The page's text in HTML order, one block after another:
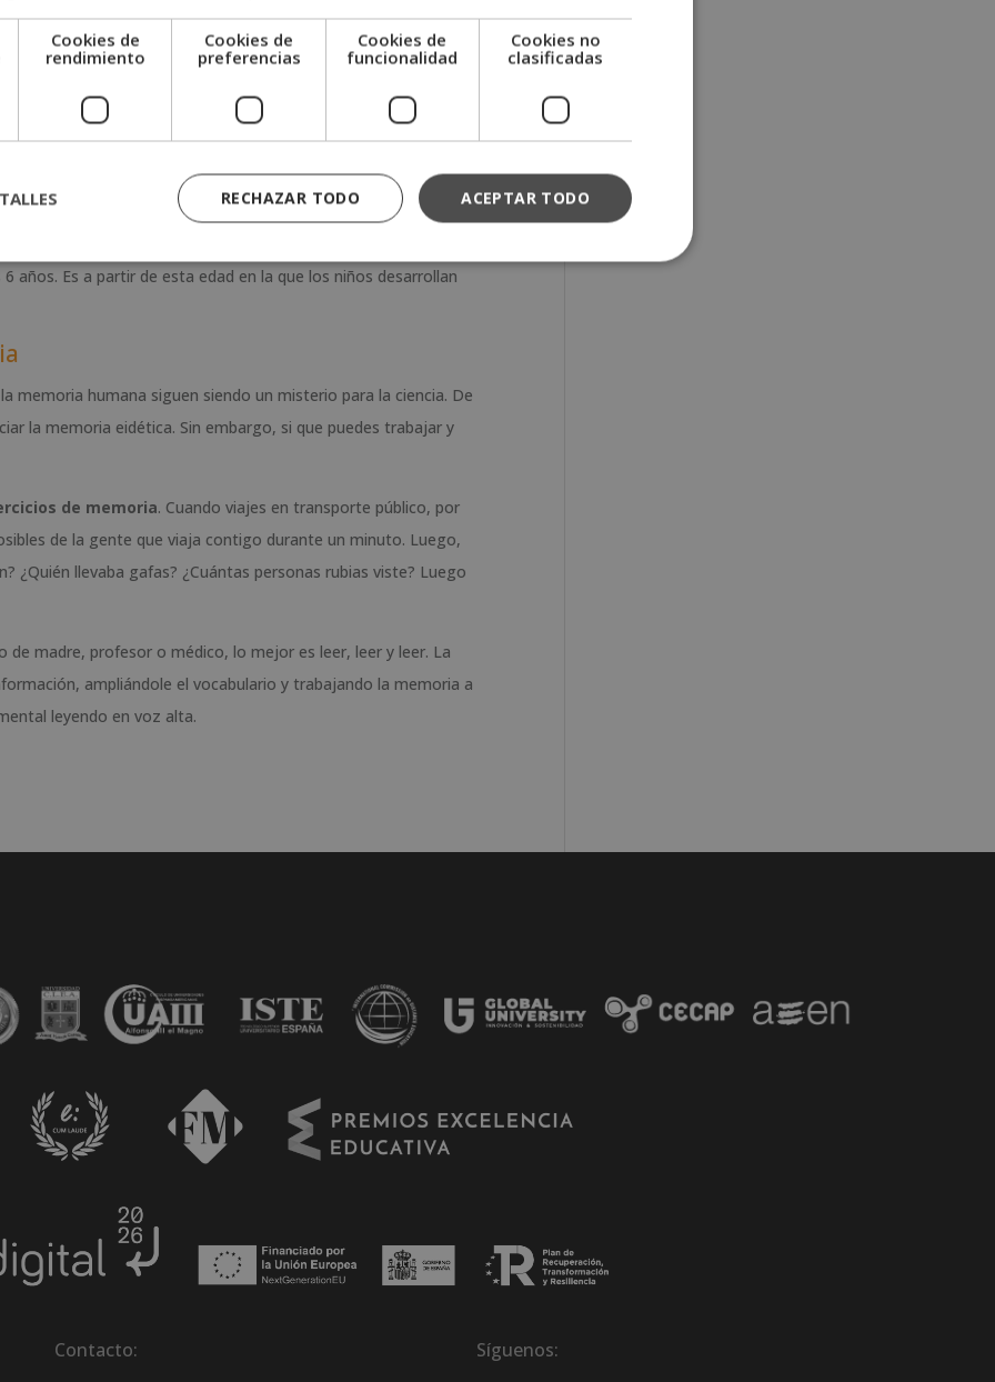
varios estudios se han ocupado de estudiar la memoria
capaces de recordar con mucha más precisión. Algunos
niños de edad temprana podría experimentar la
revista BBCC Focus, esta capacidad de retención de
años. Es a partir de esta edad en la que los niños desarrollan
memoria humana siguen siendo un misterio para la ciencia. De
la memoria eidética. Sin embargo, si que puedes trabajar y
de memoria. Cuando viajes en transporte público, por
de la gente que viaja contigo durante un minuto. Luego,
¿Quién llevaba gafas? ¿Cuántas personas rubias viste? Luego
de madre, profesor o médico, lo mejor es leer, leer y leer. La
ampliándole el vocabulario y trabajando la memoria a
leyendo en voz alta.
Contacto: Síguenos:
Cookies de
rendimiento
Cookies de
preferencias
Cookies de
funcionalidad
Cookies no
clasificadas
ACEPTAR TODO
RECHAZAR TODO